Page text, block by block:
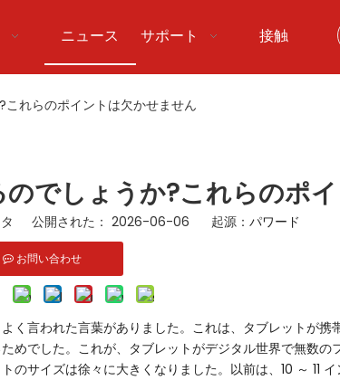
ニュース サポート 接触
れらのポイントは欠かせません
でしょうか?これらのポ
タ 公開された： 2026-06-06 起源： パワード
お問い合わせ
言われた言葉がありました。これは、タブレットが携
めでした。これが、タブレットがデジタル世界で無数
サイズは徐々に大きくなりました。以前は、10 ～ 11